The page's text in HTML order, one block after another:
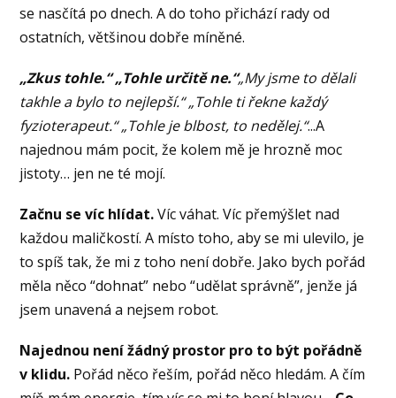
se nasčítá po dnech. A do toho přichází rady od
ostatních, většinou dobře míněné.
„Zkus tohle.“ „Tohle určitě ne.“„My jsme to dělali
takhle a bylo to nejlepší.“ „Tohle ti řekne každý
fyzioterapeut.“ „Tohle je blbost, to nedělej.“...A
najednou mám pocit, že kolem mě je hrozně moc
jistoty… jen ne té mojí.
Začnu se víc hlídat.Víc váhat. Víc přemýšlet nad
každou maličkostí. A místo toho, aby se mi ulevilo, je
to spíš tak, že mi z toho není dobře. Jako bych pořád
měla něco “dohnat” nebo “udělat správně”, jenže já
jsem unavená a nejsem robot.
Najednou není žádný prostor pro to být pořádně
v klidu. Pořád něco řeším, pořád něco hledám. A čím